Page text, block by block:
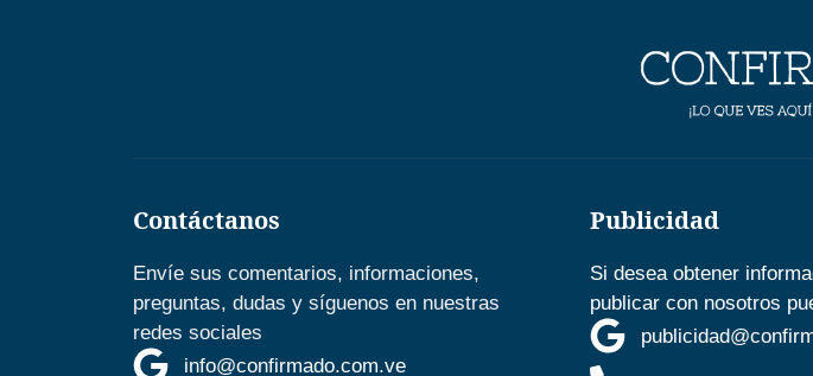
Contáctanos
Envíe sus comentarios, informaciones,
preguntas, dudas y síguenos en nuestras
redes sociales
info@confirmado.com.ve
Publicidad
Si desea obtener
publicar con nosotros